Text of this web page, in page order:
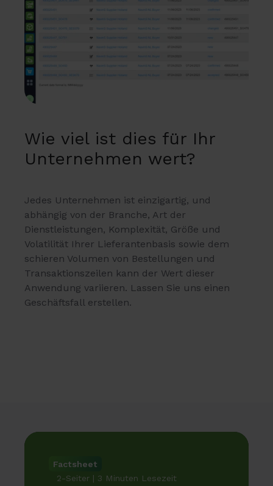
Wie viel ist dies für Ihr
Unternehmen wert?
Jedes Unternehmen ist einzigartig, und
abhängig von der Branche, Art der
Dienstleistungen, Komplexität, Größe und
Volatilität Ihrer Lieferantenbasis sowie dem
schieren Volumen von Bestellungen und
Transaktionszeilen kann der Wert dieser
Anwendung variieren. Lassen Sie uns einen
Geschäftsfall erstellen.
Factsheet
2-Seiter | 3 Minuten Lesezeit